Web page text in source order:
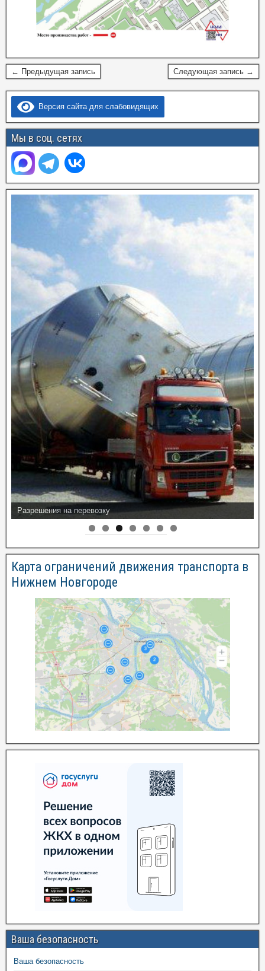
← Предыдущая запись Следующая запись →
Версия сайта для слабовидящих
Мы в соц. сетях
Разрешения на перевозку
Карта ограничений движения транспорта в
Нижнем Новгороде
Ваша безопасность
Ваша безопасность